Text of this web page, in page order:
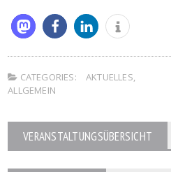
CATEGORIES: AKTUELLES,
ALLGEMEIN
VERANSTALTUNGSÜBERSICHT